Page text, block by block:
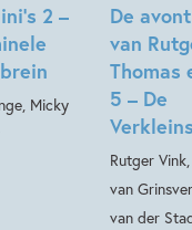
2 –
Micky
De
van
Thomas
5 – De
Rutger
van
van der